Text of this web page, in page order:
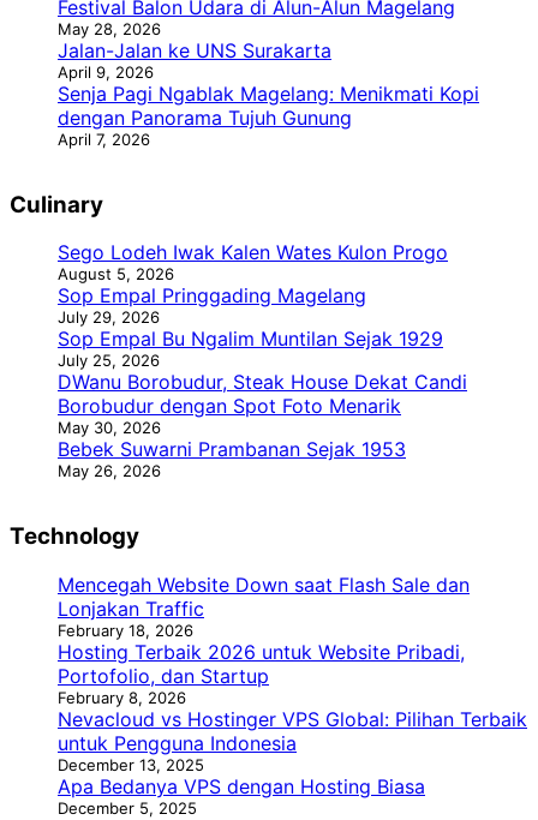
Festival Balon Udara di Alun-Alun Magelang
May 28, 2026
Jalan-Jalan ke UNS Surakarta
April 9, 2026
Senja Pagi Ngablak Magelang: Menikmati Kopi
dengan Panorama Tujuh Gunung
April 7, 2026
Culinary
Sego Lodeh Iwak Kalen Wates Kulon Progo
August 5, 2026
Sop Empal Pringgading Magelang
July 29, 2026
Sop Empal Bu Ngalim Muntilan Sejak 1929
July 25, 2026
DWanu Borobudur, Steak House Dekat Candi
Borobudur dengan Spot Foto Menarik
May 30, 2026
Bebek Suwarni Prambanan Sejak 1953
May 26, 2026
Technology
Mencegah Website Down saat Flash Sale dan
Lonjakan Traffic
February 18, 2026
Hosting Terbaik 2026 untuk Website Pribadi,
Portofolio, dan Startup
February 8, 2026
Nevacloud vs Hostinger VPS Global: Pilihan Terbaik
untuk Pengguna Indonesia
December 13, 2025
Apa Bedanya VPS dengan Hosting Biasa
December 5, 2025